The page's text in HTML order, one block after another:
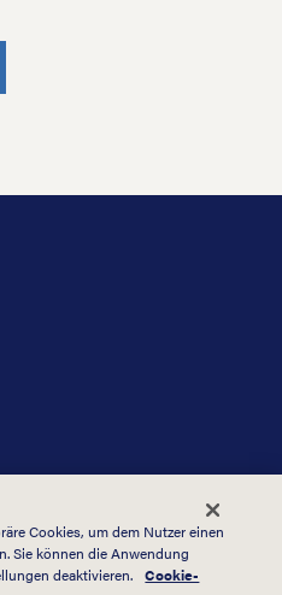
Cookies, um dem Nutzer einen
Sie können die Anwendung
deaktivieren. Cookie-